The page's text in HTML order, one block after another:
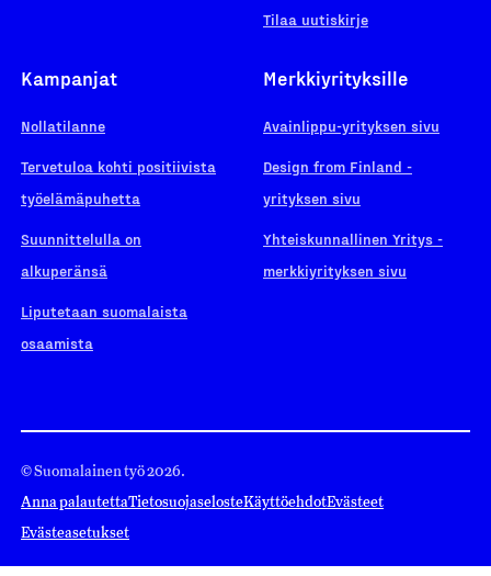
Tilaa uutiskirje
Kampanjat
Nollatilanne
Tervetuloa kohti positiivista
työelämäpuhetta
Suunnittelulla on
alkuperänsä
Liputetaan suomalaista
osaamista
Merkkiyrityksille
Avainlippu-yrityksen sivu
Design from Finland -
yrityksen sivu
Yhteiskunnallinen Yritys -
merkkiyrityksen sivu
© Suomalainen työ 2026.
Anna palautettaTietosuojaselosteKäyttöehdotEvästeet
Evästeasetukset